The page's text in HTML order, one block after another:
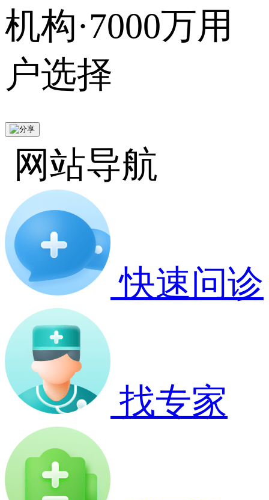
机构·7000万用
户选择
网站导航
快速问诊
找专家